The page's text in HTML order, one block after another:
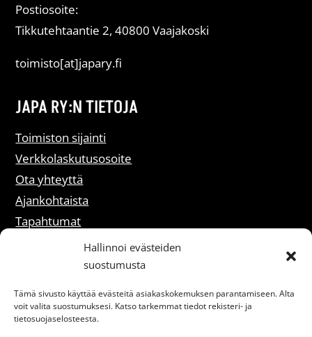
Hallinnoi evästeiden
suostumusta
Tämä sivusto käyttää evästeitä asiakaskokemuksen parantamiseen. Alta
voit valita suostumuksesi. Katso tarkemmat tiedot rekisteri- ja
tietosuojaselosteesta.
Postiosoite:
Tikkutehtaantie 2, 40800 Vaajakoski
toimisto[at]japary.fi
JAPA RY:N TIETOJA
Toimiston sijainti
Verkkolaskutusosoite
Ota yhteyttä
Ajankohtaista
Tapahtumat
Liity jäseneksi
Saavutettavuusseloste